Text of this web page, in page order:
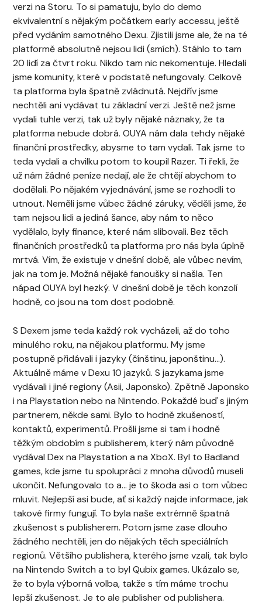
verzi na Storu. To si pamatuju, bylo do demo
ekvivalentní s nějakým počátkem early accessu, ještě
před vydáním samotného Dexu. Zjistili jsme ale, že na té
platformě absolutně nejsou lidi (smích). Stáhlo to tam
20 lidí za čtvrt roku. Nikdo tam nic nekomentuje. Hledali
jsme komunity, které v podstatě nefungovaly. Celkově
ta platforma byla špatně zvládnutá. Nejdřív jsme
nechtěli ani vydávat tu základní verzi. Ještě než jsme
vydali tuhle verzi, tak už byly nějaké náznaky, že ta
platforma nebude dobrá. OUYA nám dala tehdy nějaké
finanční prostředky, abysme to tam vydali. Tak jsme to
teda vydali a chvilku potom to koupil Razer. Ti řekli, že
už nám žádné peníze nedají, ale že chtějí abychom to
dodělali. Po nějakém vyjednávání, jsme se rozhodli to
utnout. Neměli jsme vůbec žádné záruky, věděli jsme, že
tam nejsou lidi a jediná šance, aby nám to něco
vydělalo, byly finance, které nám slibovali. Bez těch
finančních prostředků ta platforma pro nás byla úplně
mrtvá. Vím, že existuje v dnešní době, ale vůbec nevím,
jak na tom je. Možná nějaké fanoušky si našla. Ten
nápad OUYA byl hezký. V dnešní době je těch konzolí
hodně, co jsou na tom dost podobně.
S Dexem jsme teda každý rok vycházeli, až do toho
minulého roku, na nějakou platformu. My jsme
postupně přidávali i jazyky (čínštinu, japonštinu…).
Aktuálně máme v Dexu 10 jazyků. S jazykama jsme
vydávali i jiné regiony (Asii, Japonsko). Zpětně Japonsko
i na Playstation nebo na Nintendo. Pokaždé buď s jiným
partnerem, někde sami. Bylo to hodně zkušeností,
kontaktů, experimentů. Prošli jsme si tam i hodně
těžkým obdobím s publisherem, který nám původně
vydával Dex na Playstation a na XboX. Byl to Badland
games, kde jsme tu spolupráci z mnoha důvodů museli
ukončit. Nefungovalo to a… je to škoda asi o tom vůbec
mluvit. Nejlepší asi bude, ať si každý najde informace, jak
takové firmy fungují. To byla naše extrémně špatná
zkušenost s publisherem. Potom jsme zase dlouho
žádného nechtěli, jen do nějakých těch speciálních
regionů. Většího publishera, kterého jsme vzali, tak bylo
na Nintendo Switch a to byl Qubix games. Ukázalo se,
že to byla výborná volba, takže s tím máme trochu
lepší zkušenost. Je to ale publisher od publishera.